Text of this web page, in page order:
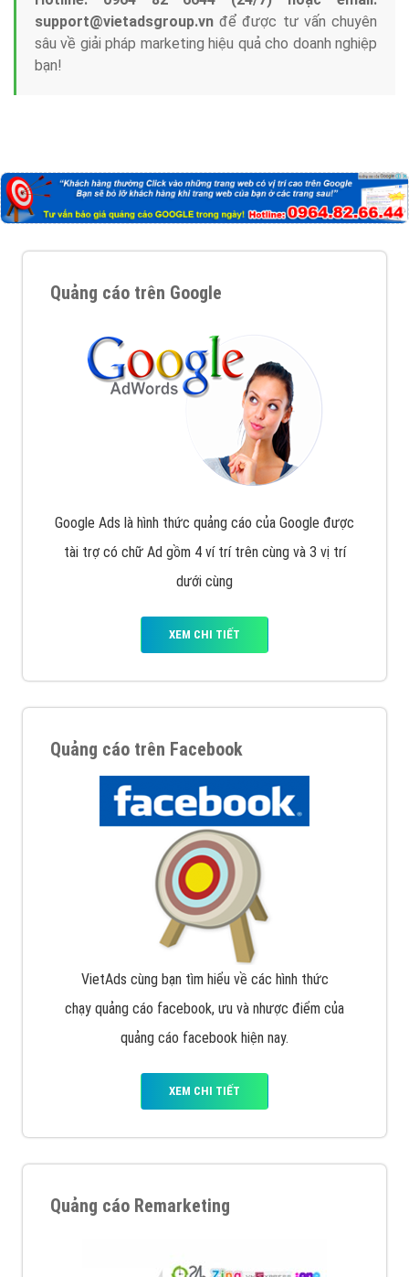
support@vietadsgroup.vn để được tư vấn chuyên
sâu về giải pháp marketing hiệu quả cho doanh nghiệp
bạn!
Quảng cáo trên Google
Google Ads là hình thức quảng cáo của Google được
tài trợ có chữ Ad gồm 4 ví trí trên cùng và 3 vị trí
dưới cùng
XEM CHI TIẾT
Quảng cáo trên Facebook
VietAds cùng bạn tìm hiểu về các hình thức
chạy quảng cáo facebook, ưu và nhược điểm của
quảng cáo facebook hiện nay.
XEM CHI TIẾT
Quảng cáo Remarketing